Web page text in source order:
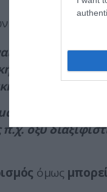
ή δυσκολία
αρκετά μεγάλο
ανεπάρκεια
ανεπάρκεια.
του
οξύ
όμως